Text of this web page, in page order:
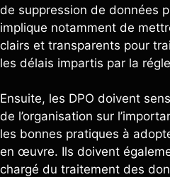
de suppression de données
implique notamment de
clairs et transparents pour
les délais impartis par la
Ensuite, les DPO doivent
de l’organisation sur
les bonnes pratiques à
en œuvre. Ils doivent
chargé du traitement des